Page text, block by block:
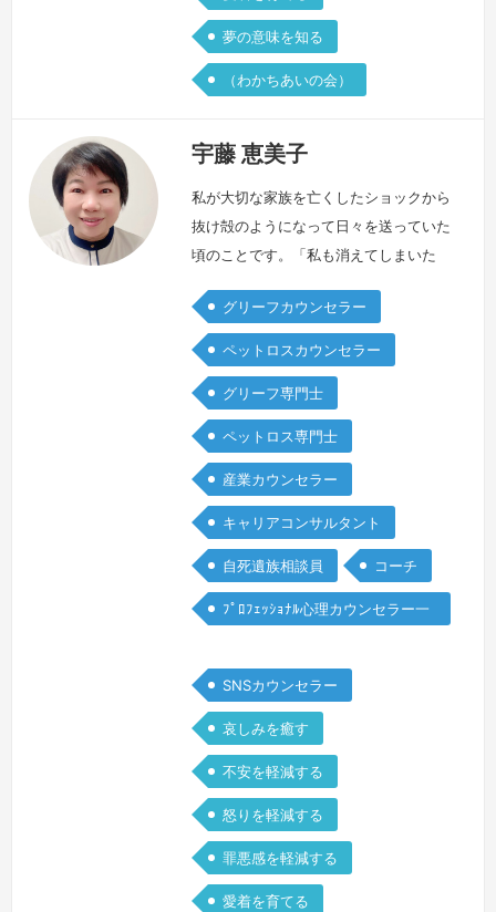
夢の意味を知る
（わかちあいの会）
宇藤 恵美子
私が大切な家族を亡くしたショックから
抜け殻のようになって日々を送っていた
頃のことです。「私も消えてしまいた
生活している家族のために何とか生きて
いかなければと近所の内科の医院に行き
ました。先生に私は大切な家族を亡くし
たばかりであること、それで生きる気力
が持てず、体調不良になっていることを
話しました。すると、少し無言の後、私
を見て優しく微笑みながら「ぼちぼち、
いきま…
続きを見る »
グリーフカウンセラー
ペットロスカウンセラー
グリーフ専門士
ペットロス専門士
産業カウンセラー
キャリアコンサルタント
自死遺族相談員 コーチ
ﾌﾟﾛﾌｪｯｼｮﾅﾙ心理カウンセラー一
SNSカウンセラー
哀しみを癒す
不安を軽減する
怒りを軽減する
罪悪感を軽減する
愛着を育てる